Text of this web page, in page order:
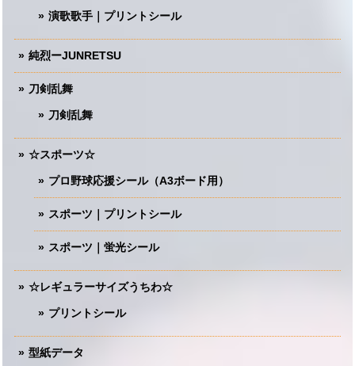
演歌歌手｜プリントシール
純烈ーJUNRETSU
刀剣乱舞
刀剣乱舞
☆スポーツ☆
プロ野球応援シール（A3ボード用）
スポーツ｜プリントシール
スポーツ｜蛍光シール
☆レギュラーサイズうちわ☆
プリントシール
型紙データ